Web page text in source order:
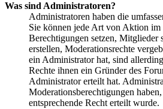
Was sind Administratoren?
Administratoren haben die
Sie können jede Art von Aktion
Berechtigungen setzen, Mitglieder
erstellen, Moderationsrechte
ein Administrator hat, sind
Rechte ihnen ein Gründer des
Administrator erteilt hat.
Moderationsberechtigungen
entsprechende Recht erteilt wurde.